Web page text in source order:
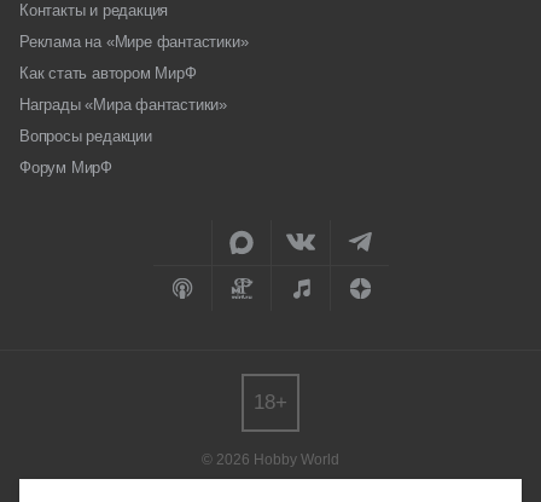
Контакты и редакция
Реклама на «Мире фантастики»
Как стать автором МирФ
Награды «Мира фантастики»
Вопросы редакции
Форум МирФ
© 2026 Hobby World
18+